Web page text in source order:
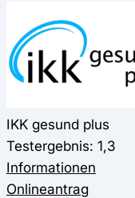
IKK gesund plus
Testergebnis: 1,3
Informationen
Onlineantrag